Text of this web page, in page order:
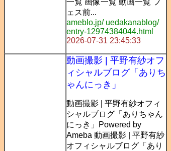
一覧 画像一覧 動画一覧 フ
ェス前...
ameblo.jp/ uedakanablog/
entry-12974384044.html
2026-07-31 23:45:33
動画撮影 | 平野有紗オフ
ィシャルブログ「ありち
ゃんにっき」
動画撮影 | 平野有紗オフィ
シャルブログ「ありちゃん
にっき」Powered by
Ameba 動画撮影 | 平野有紗
オフィシャルブログ「あり